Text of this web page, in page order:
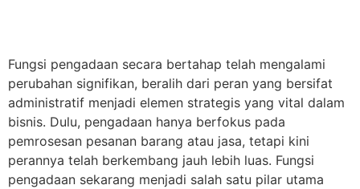
Fungsi pengadaan secara bertahap telah mengalami
perubahan signifikan, beralih dari peran yang bersifat
administratif menjadi elemen strategis yang vital dalam
bisnis. Dulu, pengadaan hanya berfokus pada
pemrosesan pesanan barang atau jasa, tetapi kini
perannya telah berkembang jauh lebih luas. Fungsi
pengadaan sekarang menjadi salah satu pilar utama